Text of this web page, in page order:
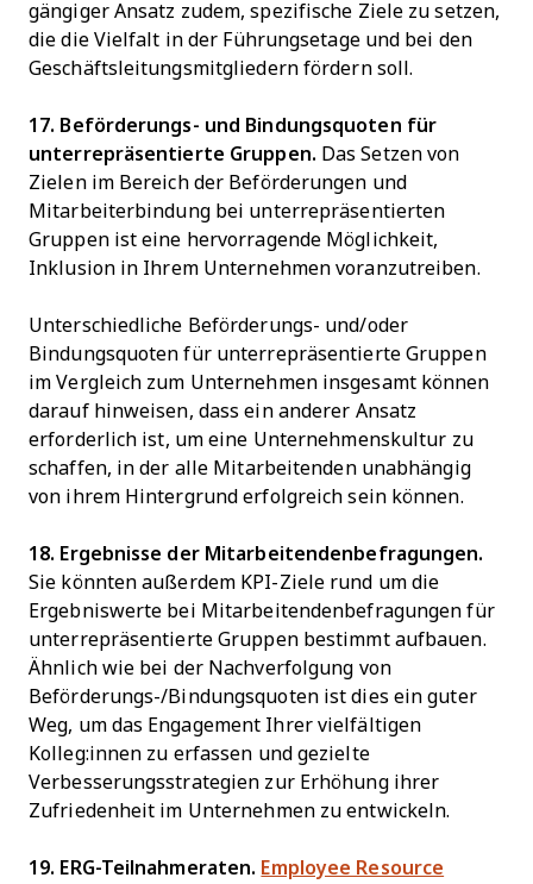
gängiger Ansatz zudem, spezifische Ziele zu setzen,
die die Vielfalt in der Führungsetage und bei den
Geschäftsleitungsmitgliedern fördern soll.
17. Beförderungs- und Bindungsquoten für
unterrepräsentierte Gruppen. Das Setzen von
Zielen im Bereich der Beförderungen und
Mitarbeiterbindung bei unterrepräsentierten
Gruppen ist eine hervorragende Möglichkeit,
Inklusion in Ihrem Unternehmen voranzutreiben.
Unterschiedliche Beförderungs- und/oder
Bindungsquoten für unterrepräsentierte Gruppen
im Vergleich zum Unternehmen insgesamt können
darauf hinweisen, dass ein anderer Ansatz
erforderlich ist, um eine Unternehmenskultur zu
schaffen, in der alle Mitarbeitenden unabhängig
von ihrem Hintergrund erfolgreich sein können.
18. Ergebnisse der Mitarbeitendenbefragungen.
Sie könnten außerdem KPI-Ziele rund um die
Ergebniswerte bei Mitarbeitendenbefragungen für
unterrepräsentierte Gruppen bestimmt aufbauen.
Ähnlich wie bei der Nachverfolgung von
Beförderungs-/Bindungsquoten ist dies ein guter
Weg, um das Engagement Ihrer vielfältigen
Kolleg:innen zu erfassen und gezielte
Verbesserungsstrategien zur Erhöhung ihrer
Zufriedenheit im Unternehmen zu entwickeln.
19. ERG-Teilnahmeraten. Employee Resource